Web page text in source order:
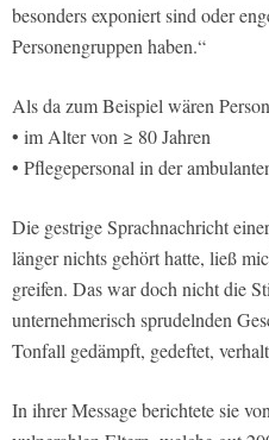
besonders exponiert sind oder
Personengruppen haben.“
Als da zum Beispiel wären
• im Alter von ≥ 80 Jahren
• Pflegepersonal in der
Die gestrige Sprachnachricht
länger nichts gehört hatte, ließ
greifen. Das war doch nicht die
unternehmerisch sprudelnden
Tonfall gedämpft, gedeftet,
In ihrer Message berichtete sie